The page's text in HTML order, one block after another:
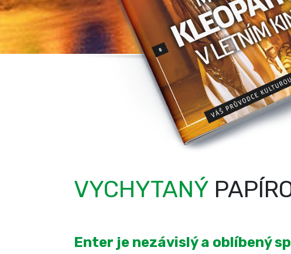
VYCHYTANÝ
Enter je nezávislý a oblíbený